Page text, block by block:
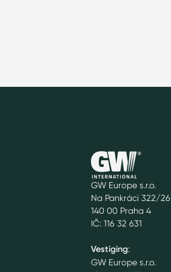
GW Europe s.r.o.
Na Pankráci 322/26
140 00 Praha 4
IČ: 116 32 631
Vestiging:
GW Europe s.r.o.